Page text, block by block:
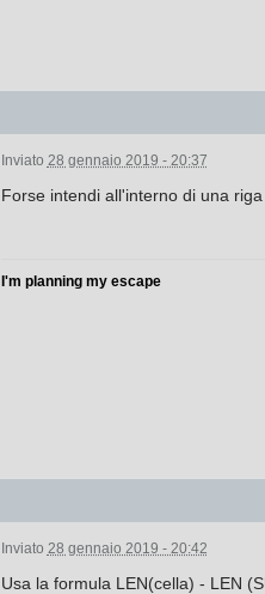
Inviato 28 gennaio 2019 - 20:37
Forse intendi all'interno di una
I'm planning my escape
Inviato 28 gennaio 2019 - 20:42
Usa la formula LEN(cella) - LEN